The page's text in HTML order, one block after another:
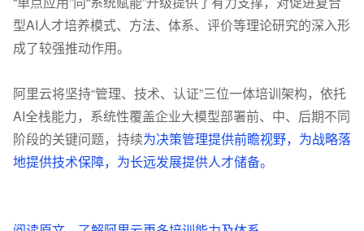
型AI人才培养模式、方法、体系、评价等理论研究的深入形
成了较强推动作用。
阿里云将坚持“管理、技术、认证”三位一体培训架构，依托
AI全栈能力，系统性覆盖企业大模型部署前、中、后期不同
阶段的关键问题，持续为决策管理提供前瞻视野，为战略落
地提供技术保障，为长远发展提供人才储备。